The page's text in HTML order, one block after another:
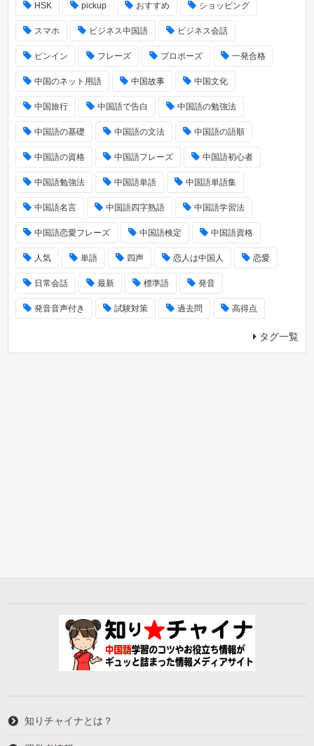
HSK pickup おすすめ ショッピング
スマホ ビジネス中国語 ビジネス会話
ピンイン フレーズ プロポーズ 一発合格
中国のネット用語 中国故事 中国文化
中国旅行 中国語で告白 中国語の勉強法
中国語の基礎 中国語の文法 中国語の語順
中国語の資格 中国語フレーズ 中国語初心者
中国語勉強法 中国語単語 中国語単語集
中国語名言 中国語四字熟語 中国語学習法
中国語恋愛フレーズ 中国語検定 中国語資格
人気 単語 四声 恋人は中国人 恋愛
日常会話 最新 標準語 発音
発音音声付き 試験対策 過去問 高得点
タグ一覧
知りチャイナとは？